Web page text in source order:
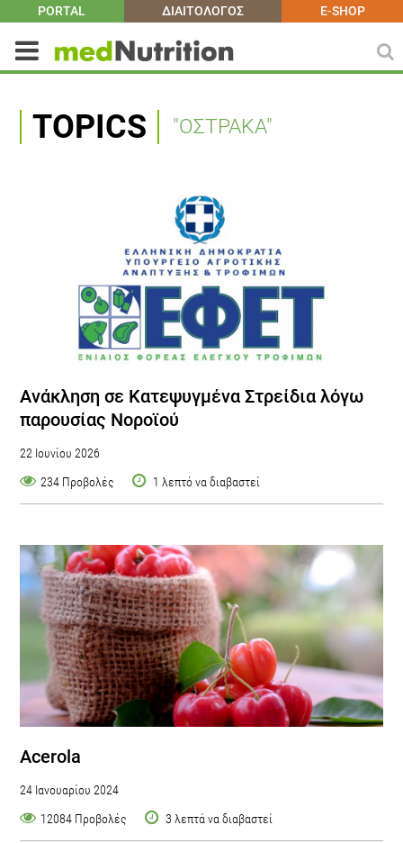
PORTAL ΔΙΑΙΤΟΛΟΓΟΣ E-SHOP
TOPICS "ΟΣΤΡΑΚΑ"
Ανάκληση σε Κατεψυγμένα Στρείδια λόγω
παρουσίας Νοροϊού
22 Ιουνίου 2026
234 Προβολές
1 λεπτό να διαβαστεί
Acerola
24 Ιανουαρίου 2024
12084 Προβολές
3 λεπτά να διαβαστεί